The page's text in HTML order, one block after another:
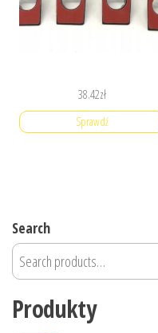
38.42zł
Sprawdź
Search
Produkty